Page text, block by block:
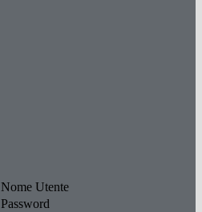
Nome Utente
Password